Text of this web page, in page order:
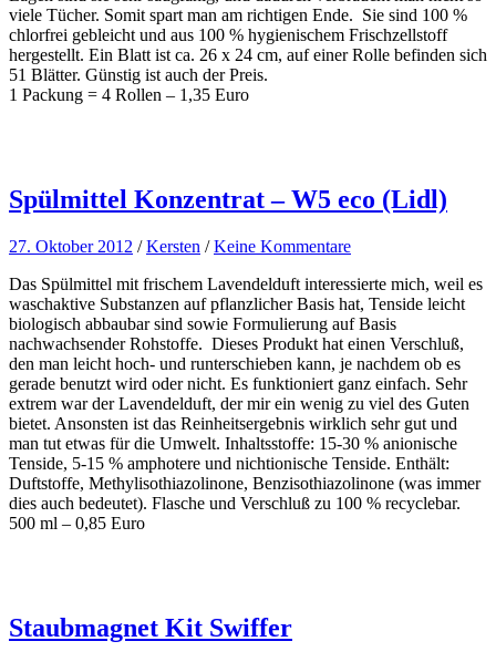
viele Tücher. Somit spart man am richtigen Ende. Sie sind 100 %
chlorfrei gebleicht und aus 100 % hygienischem Frischzellstoff
hergestellt. Ein Blatt ist ca. 26 x 24 cm, auf einer Rolle befinden sich
51 Blätter. Günstig ist auch der Preis.
1 Packung = 4 Rollen – 1,35 Euro
Spülmittel Konzentrat – W5 eco (Lidl)
27. Oktober 2012 /Kersten /Keine Kommentare
Das Spülmittel mit frischem Lavendelduft interessierte mich, weil es
waschaktive Substanzen auf pflanzlicher Basis hat, Tenside leicht
biologisch abbaubar sind sowie Formulierung auf Basis
nachwachsender Rohstoffe. Dieses Produkt hat einen Verschluß,
den man leicht hoch- und runterschieben kann, je nachdem ob es
gerade benutzt wird oder nicht. Es funktioniert ganz einfach. Sehr
extrem war der Lavendelduft, der mir ein wenig zu viel des Guten
bietet. Ansonsten ist das Reinheitsergebnis wirklich sehr gut und
man tut etwas für die Umwelt. Inhaltsstoffe: 15-30 % anionische
Tenside, 5-15 % amphotere und nichtionische Tenside. Enthält:
Duftstoffe, Methylisothiazolinone, Benzisothiazolinone (was immer
dies auch bedeutet). Flasche und Verschluß zu 100 % recyclebar.
500 ml – 0,85 Euro
Staubmagnet Kit Swiffer